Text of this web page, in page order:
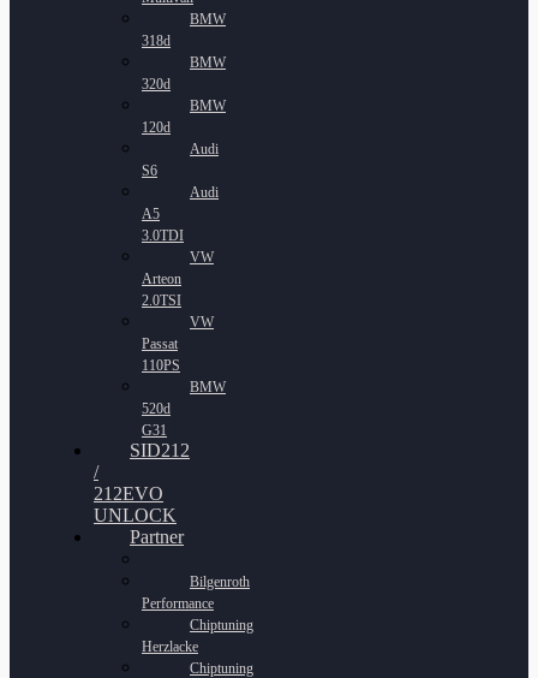
BMW
318d
BMW
320d
BMW
120d
Audi
S6
Audi
A5
3.0TDI
VW
Arteon
2.0TSI
VW
Passat
110PS
BMW
520d
G31
SID212
/
212EVO
UNLOCK
Partner
Bilgenroth
Performance
Chiptuning
Herzlacke
Chiptuning